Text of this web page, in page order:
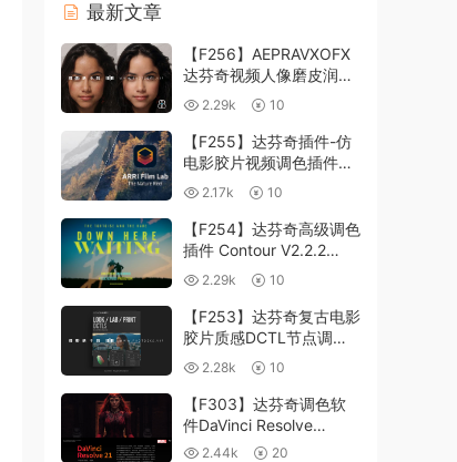
最新文章
【F256】AEPRAVXOFX
达芬奇视频人像磨皮润肤
美颜插件 Beauty Box
V6.0.3 Win
2.29k 10
【F255】达芬奇插件-仿
电影胶片视频调色插件
ARRI Film Lab 1.0.10 Win
2.17k 10
【F254】达芬奇高级调色
插件 Contour V2.2.2
WinMac 含使用教程
2.29k 10
【F253】达芬奇复古电影
胶片质感DCTL节点调色
预设 MonoNodes LOOK
LAB PRINT V4.0
2.28k 10
【F303】达芬奇调色软
件DaVinci Resolve
Studio21.0.3 中文版
2.44k 20